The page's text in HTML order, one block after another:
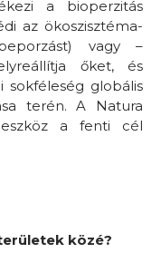
a bioperzitás
az ökoszisztéma-
vagy –
őket, és
sokféleség globális
terén. A Natura
a fenti cél
közé?